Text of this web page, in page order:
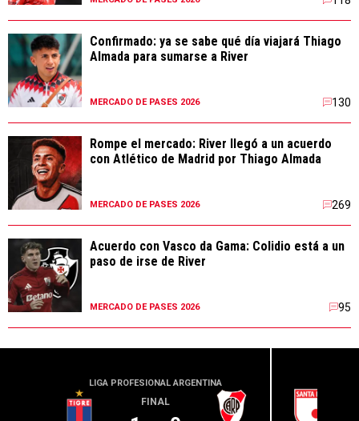
Confirmado: ya se sabe qué día viajará Thiago
Almada para sumarse a River
MERCADO DE PASES 2026 130
Rompe el mercado: River llegó a un acuerdo
con Atlético de Madrid por Thiago Almada
MERCADO DE PASES 2026 269
Acuerdo con Vasco da Gama: Colidio está a un
paso de irse de River
MERCADO DE PASES 2026 95
LIGA PROFESIONAL ARGENTINA
FINAL